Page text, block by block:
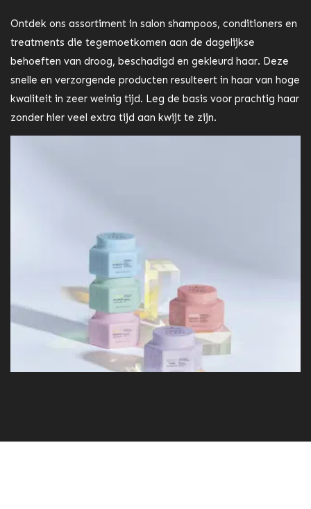
Ontdek ons assortiment in salon shampoos, conditioners en
treatments die tegemoetkomen aan de dagelijkse
behoeften van droog, beschadigd en gekleurd haar. Deze
snelle en verzorgende producten resulteert in haar van hoge
kwaliteit in zeer weinig tijd. Leg de basis voor prachtig haar
zonder hier veel extra tijd aan kwijt te zijn.